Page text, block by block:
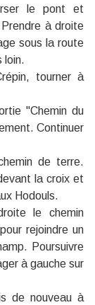
le pont et
à droite
sous la route
loin.
tourner à
"Chemin du
Continuer
de terre.
la croix et
Hodouls.
le chemin
rejoindre un
Poursuivre
à gauche sur
de nouveau à